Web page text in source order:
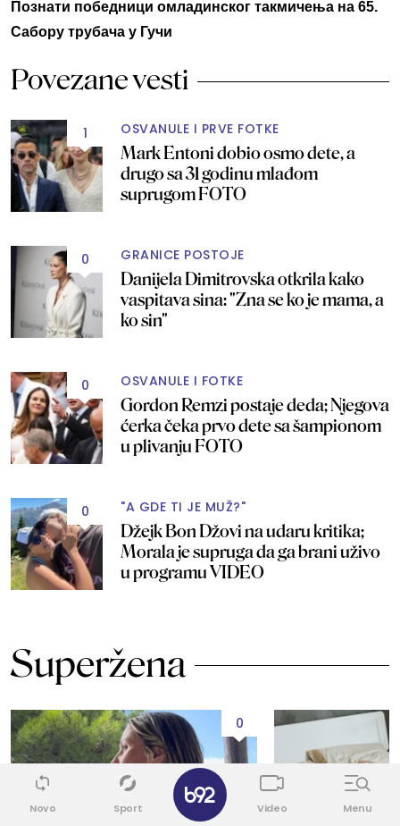
Познати победници омладинског такмичења на 65.
Сабору трубача у Гучи
Povezane vesti
1 OSVANULE I PRVE FOTKE
Mark Entoni dobio osmo dete, a
drugo sa 31 godinu mlađom
suprugom FOTO
0 GRANICE POSTOJE
Danijela Dimitrovska otkrila kako
vaspitava sina: "Zna se ko je mama, a
ko sin"
0 OSVANULE I FOTKE
Gordon Remzi postaje deda; Njegova
ćerka čeka prvo dete sa šampionom
u plivanju FOTO
0 "A GDE TI JE MUŽ?"
Džejk Bon Džovi na udaru kritika;
Morala je supruga da ga brani uživo
u programu VIDEO
Superžena
0
Novo Sport Video Menu
✕